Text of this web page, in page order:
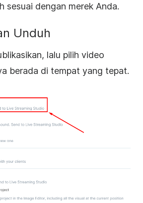
sesuai dengan merek Anda.
Unduh
lalu pilih video
berada di tempat yang tepat.